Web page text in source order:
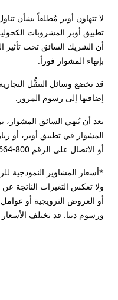
لا تتهاون أوبر مُطلقاً بشأن
تطبيق أوبر المشروبات
أن الشريك السائق تحت تأثير
بإنهاء المشوار فوراً.
قد تخضع وسائل التنقُّل
إضافتها إلى رسوم المرور.
بعد أن يُنهي السائق المشوار،
المشوار في تطبيق أوبر، أو
أو الاتصال على الرقم 800-664-1378.
ولا تعكس التغيرات الناتجة عن
أو العروض الترويجية أو
ورسوم دنيا. قد تختلف الأسعار